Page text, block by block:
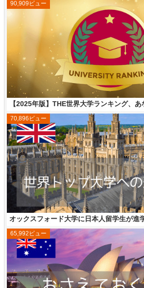
【2025年版】THE世界大学ランキング、あ
90,909ビュー
オックスフォード大学に日本人留学生が進
70,896ビュー
65,992ビュー